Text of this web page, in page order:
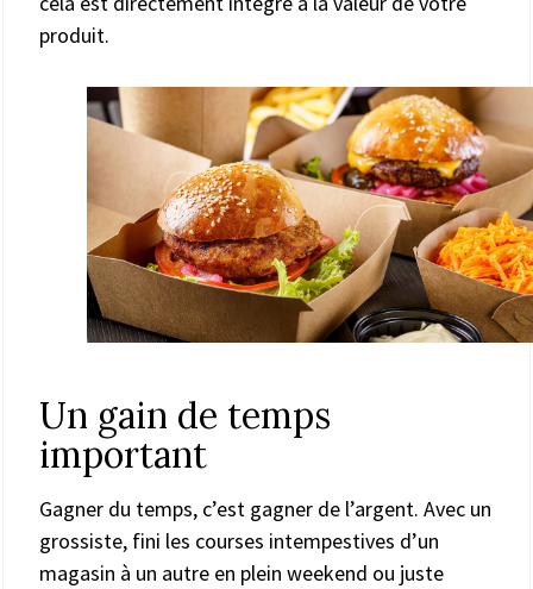
produit.
Un gain de temps
important
Gagner du temps, c’est gagner de l’argent. Avec un
grossiste, fini les courses intempestives d’un
magasin à un autre en plein weekend ou juste